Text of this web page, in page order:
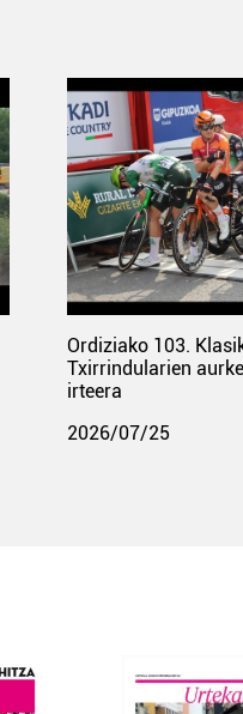
Ordiziako 103.
Txirrindularien
irteera
2026/07/25